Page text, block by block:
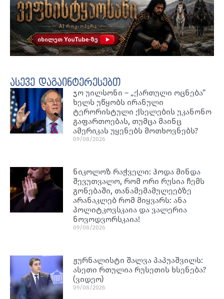
ასევე დაგაინტერესებთ
ჯო უილსონი – „ქართული ოცნება”
ხელს უწყობს ირანული
ტერორისტული ქსელების უკანონო
გაფართოებას, თუმცა მაინც
ამერიკას უყენებს მოთხოვნებს?
09/08/2026
ნიკოლოზ რაჭველი: ჰოდა მინდა
შევუთვალო, რომ ორი რუსია ჩემს
გონებაში, თანამემამულეებზე
არანაკლებ რომ მიყვარს: ანა
პოლიტკოვსკაია და ვალერია
ნოვოდვორსკაია!
09/08/2026
ჟურნალისტი შალვა პაპუაშვილს:
ასეთი რთულია რუსეთის ხსენება?
(ვიდეო)
09/08/2026